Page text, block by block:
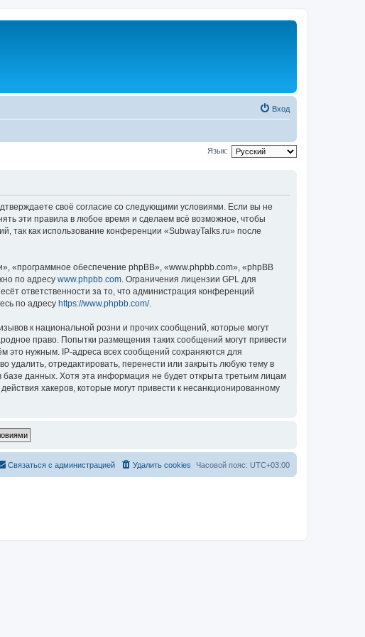
Вход
Язык:
своё согласие со следующими условиями. Если вы не
эти правила в любое время и сделаем всё возможное, чтобы
так как использование конференции «SubwayTalks.ru» после
«программное обеспечение phpBB», «www.phpbb.com», «phpBB
по адресу www.phpbb.com . Ограничения лицензии GPL для
ответственности за то, что администрация конференций
по адресу https://www.phpbb.com/.
к национальной розни и прочих сообщений, которые могут
право. Попытки размещения таких сообщений могут привести
это нужным. IP-адреса всех сообщений сохраняются для
отредактировать, перенести или закрыть любую тему в
данных. Хотя эта информация не будет открыта третьим лицам
хакеров, которые могут привести к несанкционированному
Часовой пояс: UTC+03:00
Удалить cookies
Связаться с администрацией